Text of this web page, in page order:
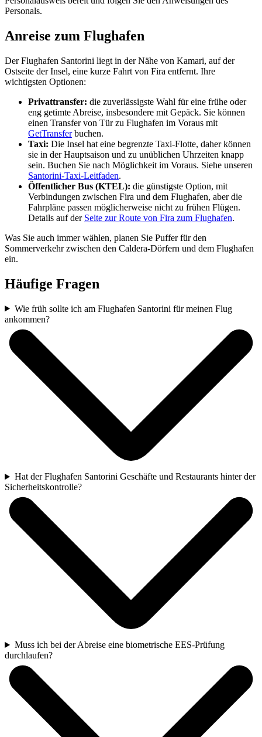
Personals.
Anreise zum Flughafen
Der Flughafen Santorini liegt in der Nähe von Kamari, auf der
Ostseite der Insel, eine kurze Fahrt von Fira entfernt. Ihre
wichtigsten Optionen:
Privattransfer: die zuverlässigste Wahl für eine frühe oder
eng getimte Abreise, insbesondere mit Gepäck. Sie können
einen Transfer von Tür zu Flughafen im Voraus mit
GetTransferbuchen.
Taxi: Die Insel hat eine begrenzte Taxi-Flotte, daher können
sie in der Hauptsaison und zu unüblichen Uhrzeiten knapp
sein. Buchen Sie nach Möglichkeit im Voraus. Siehe unseren
Santorini-Taxi-Leitfaden.
Öffentlicher Bus (KTEL): die günstigste Option, mit
Verbindungen zwischen Fira und dem Flughafen, aber die
Fahrpläne passen möglicherweise nicht zu frühen Flügen.
Details auf der Seite zur Route von Fira zum Flughafen.
Was Sie auch immer wählen, planen Sie Puffer für den
Sommerverkehr zwischen den Caldera-Dörfern und dem Flughafen
ein.
Häufige Fragen
Wie früh sollte ich am Flughafen Santorini für meinen Flug
ankommen?
Hat der Flughafen Santorini Geschäfte und Restaurants hinter der
Sicherheitskontrolle?
Muss ich bei der Abreise eine biometrische EES-Prüfung
durchlaufen?